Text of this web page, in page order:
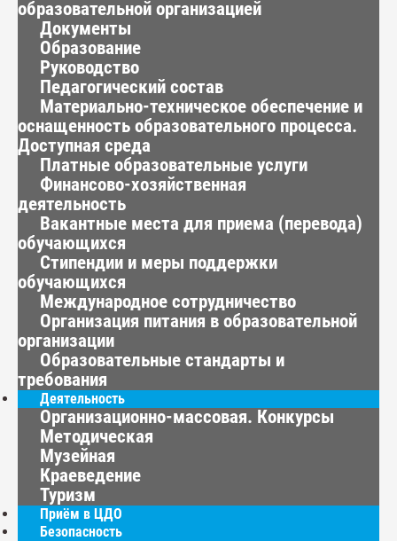
образовательной организацией
Документы
Образование
Руководство
Педагогический состав
Материально-техническое обеспечение и
оснащенность образовательного процесса.
Доступная среда
Платные образовательные услуги
Финансово-хозяйственная
деятельность
Вакантные места для приема (перевода)
обучающихся
Стипендии и меры поддержки
обучающихся
Международное сотрудничество
Организация питания в образовательной
организации
Образовательные стандарты и
требования
Деятельность
Организационно-массовая. Конкурсы
Методическая
Музейная
Краеведение
Туризм
Приём в ЦДО
Безопасность